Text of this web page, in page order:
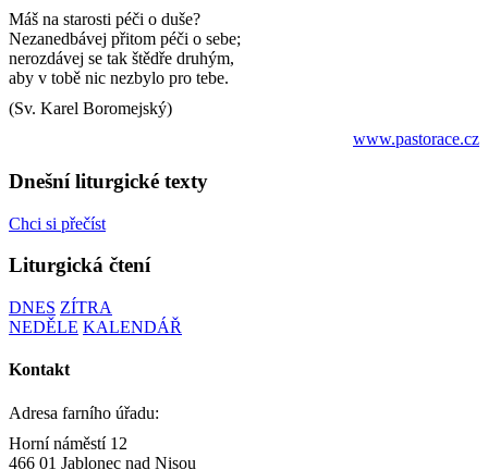
Máš na starosti péči o duše?
Nezanedbávej přitom péči o sebe;
nerozdávej se tak štědře druhým,
aby v tobě nic nezbylo pro tebe.
(Sv. Karel Boromejský)
www.pastorace.cz
Dnešní liturgické texty
Chci si přečíst
Liturgická čtení
DNES ZÍTRA
NEDĚLE KALENDÁŘ
Kontakt
Adresa farního úřadu:
Horní náměstí 12
466 01 Jablonec nad Nisou